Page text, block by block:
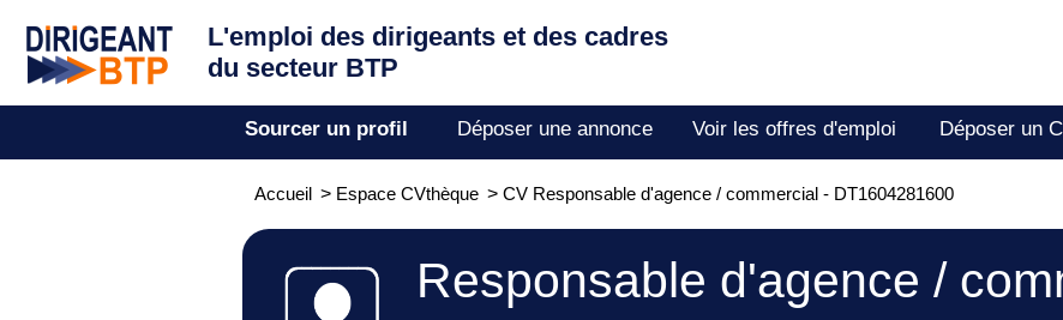
L'emploi des dirigeants et des cadres
du secteur BTP
Sourcer un profil Déposer une annonce Voir les offres d'emploi Déposer un
Accueil > Espace CVthèque > CV Responsable d'agence / commercial - DT1604281600
Responsable d'agence /